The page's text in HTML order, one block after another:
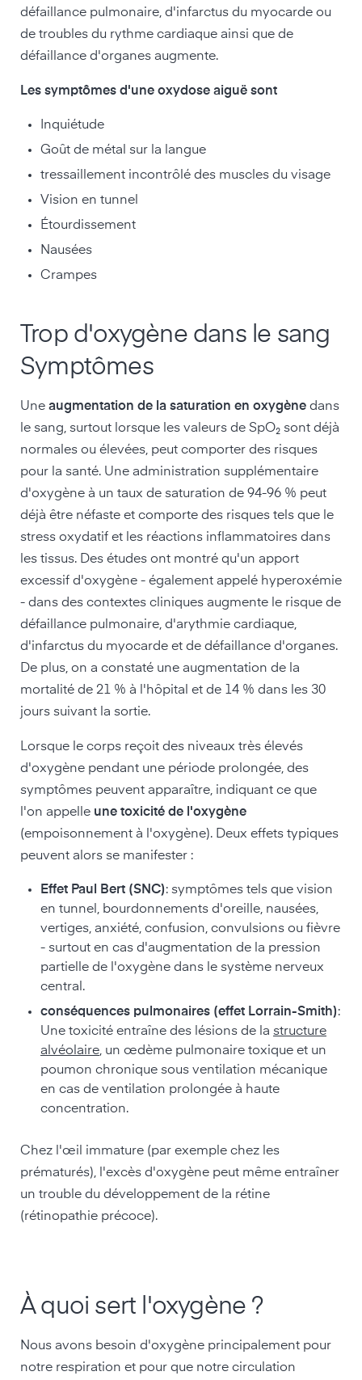
défaillance pulmonaire, d'infarctus du myocarde ou
de troubles du rythme cardiaque ainsi que de
défaillance d'organes augmente.
Les symptômes d'une oxydose aiguë sont
Inquiétude
Goût de métal sur la langue
tressaillement incontrôlé des muscles du visage
Vision en tunnel
Étourdissement
Nausées
Crampes
Trop d'oxygène dans le sang
Symptômes
Une augmentation de la saturation en oxygène dans
le sang, surtout lorsque les valeurs de SpO₂ sont déjà
normales ou élevées, peut comporter des risques
pour la santé. Une administration supplémentaire
d'oxygène à un taux de saturation de 94-96 % peut
déjà être néfaste et comporte des risques tels que le
stress oxydatif et les réactions inflammatoires dans
les tissus. Des études ont montré qu'un apport
excessif d'oxygène - également appelé hyperoxémie
- dans des contextes cliniques augmente le risque de
défaillance pulmonaire, d'arythmie cardiaque,
d'infarctus du myocarde et de défaillance d'organes.
De plus, on a constaté une augmentation de la
mortalité de 21 % à l'hôpital et de 14 % dans les 30
jours suivant la sortie.
Lorsque le corps reçoit des niveaux très élevés
d'oxygène pendant une période prolongée, des
symptômes peuvent apparaître, indiquant ce que
l'on appelle une toxicité de l'oxygène
(empoisonnement à l'oxygène). Deux effets typiques
peuvent alors se manifester :
Effet Paul Bert (SNC): symptômes tels que vision
en tunnel, bourdonnements d'oreille, nausées,
vertiges, anxiété, confusion, convulsions ou fièvre
- surtout en cas d'augmentation de la pression
partielle de l'oxygène dans le système nerveux
central.
conséquences pulmonaires (effet Lorrain-Smith):
Une toxicité entraîne des lésions de la structure
alvéolaire, un œdème pulmonaire toxique et un
poumon chronique sous ventilation mécanique
en cas de ventilation prolongée à haute
concentration.
Chez l'œil immature (par exemple chez les
prématurés), l'excès d'oxygène peut même entraîner
un trouble du développement de la rétine
(rétinopathie précoce).
À quoi sert l'oxygène ?
Nous avons besoin d'oxygène principalement pour
notre respiration et pour que notre circulation